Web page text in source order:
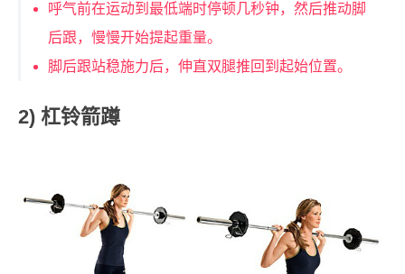
呼气前在运动到最低端时停顿几秒钟，然后推动脚
后跟，慢慢开始提起重量。
脚后跟站稳施力后，伸直双腿推回到起始位置。
2) 杠铃箭蹲